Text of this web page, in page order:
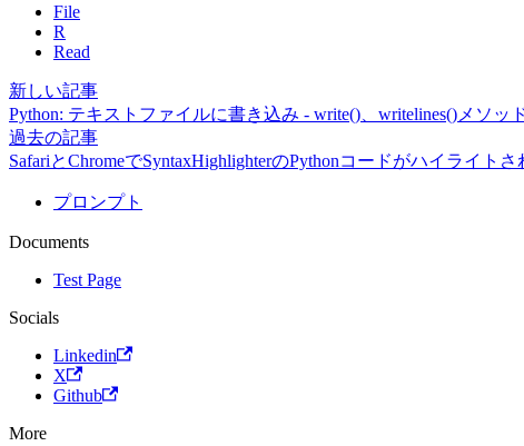
File
R
Read
新しい記事
Python: テキストファイルに書き込み - write()、writelines()メソッ
過去の記事
SafariとChromeでSyntaxHighlighterのPythonコードがハイライト
プロンプト
Documents
Test Page
Socials
Linkedin
X
Github
More